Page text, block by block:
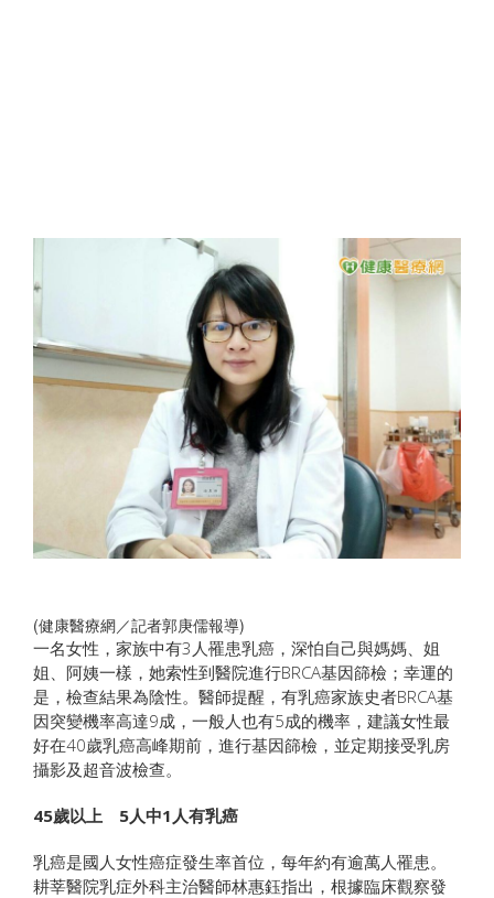
(健康醫療網／記者郭庚儒報導)
一名女性，家族中有3人罹患乳癌，深怕自己與媽媽、姐
姐、阿姨一樣，她索性到醫院進行BRCA基因篩檢；幸運的
是，檢查結果為陰性。醫師提醒，有乳癌家族史者BRCA基
因突變機率高達9成，一般人也有5成的機率，建議女性最
好在40歲乳癌高峰期前，進行基因篩檢，並定期接受乳房
攝影及超音波檢查。
45歲以上 5人中1人有乳癌
乳癌是國人女性癌症發生率首位，每年約有逾萬人罹患。
耕莘醫院乳症外科主治醫師林惠鈺指出，根據臨床觀察發